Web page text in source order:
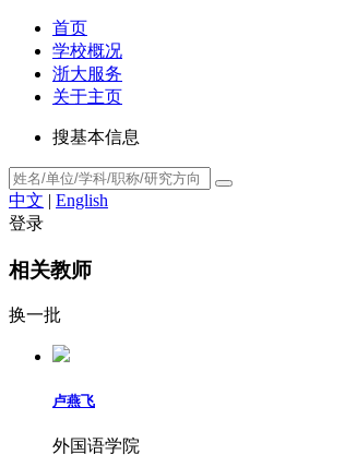
首页
学校概况
浙大服务
关于主页
搜基本信息
中文 | English
登录
相关教师
换一批
卢燕飞
外国语学院